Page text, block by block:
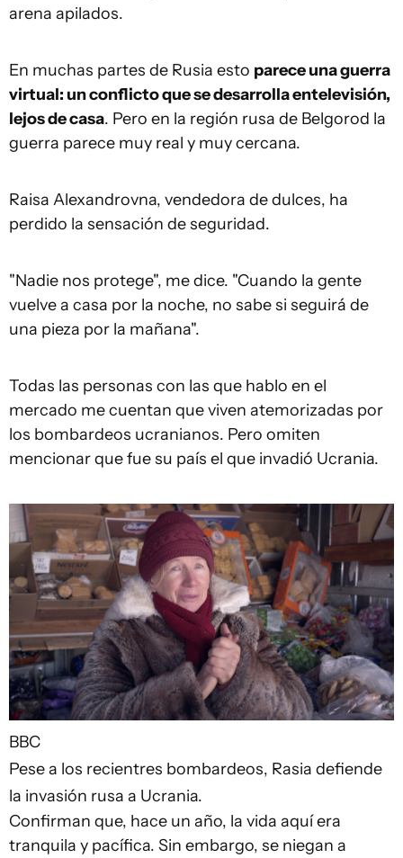
arena apilados.
En muchas partes de Rusia esto parece una guerra
virtual: un conflicto que se desarrolla entelevisión,
lejos de casa. Pero en la región rusa de Belgorod la
guerra parece muy real y muy cercana.
Raisa Alexandrovna, vendedora de dulces, ha
perdido la sensación de seguridad.
"Nadie nos protege", me dice. "Cuando la gente
vuelve a casa por la noche, no sabe si seguirá de
una pieza por la mañana".
Todas las personas con las que hablo en el
mercado me cuentan que viven atemorizadas por
los bombardeos ucranianos. Pero omiten
mencionar que fue su país el que invadió Ucrania.
BBC
Pese a los recientres bombardeos, Rasia defiende
la invasión rusa a Ucrania.
Confirman que, hace un año, la vida aquí era
tranquila y pacífica. Sin embargo, se niegan a